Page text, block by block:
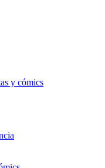
y cómics